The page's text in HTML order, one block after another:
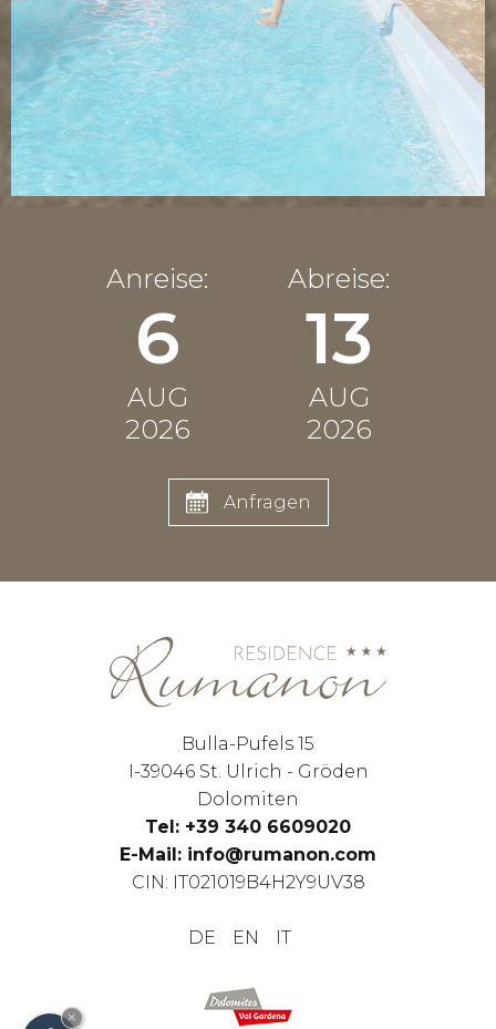
Anreise:
6
AUG
2026
Abreise:
13
AUG
2026
Anfragen
Bulla-Pufels 15
I-39046 St. Ulrich - Gröden
Dolomiten
Tel: +39 340 6609020
E-Mail: info@rumanon.com
CIN: IT021019B4H2Y9UV38
DE EN IT
×